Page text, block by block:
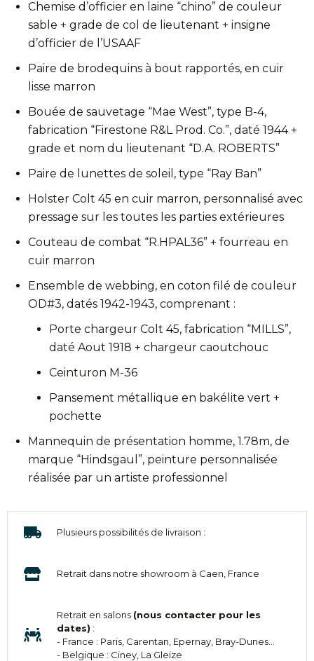
Chemise d’officier en laine “chino” de couleur
sable + grade de col de lieutenant + insigne
d’officier de l’USAAF
Paire de brodequins à bout rapportés, en cuir
lisse marron
Bouée de sauvetage “Mae West”, type B-4,
fabrication “Firestone R&L Prod. Co.”, daté 1944 +
grade et nom du lieutenant “D.A. ROBERTS”
Paire de lunettes de soleil, type “Ray Ban”
Holster Colt 45 en cuir marron, personnalisé avec
pressage sur les toutes les parties extérieures
Couteau de combat “R.HPAL36” + fourreau en
cuir marron
Ensemble de webbing, en coton filé de couleur
OD#3, datés 1942-1943, comprenant :
Porte chargeur Colt 45, fabrication “MILLS”,
daté Aout 1918 + chargeur caoutchouc
Ceinturon M-36
Pansement métallique en bakélite vert +
pochette
Mannequin de présentation homme, 1.78m, de
marque “Hindsgaul”, peinture personnalisée
réalisée par un artiste professionnel
Plusieurs possibilités de livraison :
Retrait dans notre showroom à Caen, France
Retrait en salons (nous contacter pour les
dates) :
- France : Paris, Carentan, Epernay, Bray-Dunes...
- Belgique : Ciney, La Gleize